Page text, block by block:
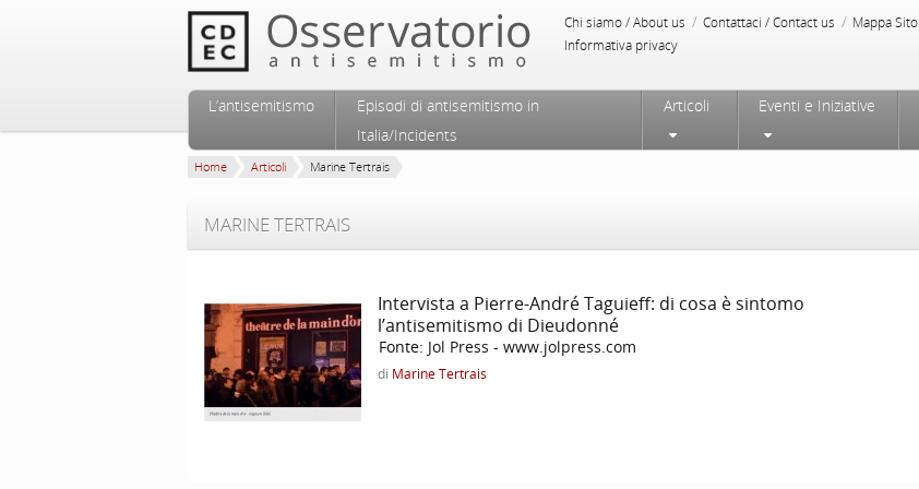
Chi siamo / About us / Contattaci / Contact us / Mappa Sito
Informativa privacy
Menu principale
Vai al contenuto principale
Vai al contenuto secondario
L’antisemitismo
Episodi di antisemitismo in
Italia/Incidents
Articoli Eventi e Iniziative
Home Articoli Marine Tertrais
MARINE TERTRAIS
Intervista a Pierre-André Taguieff: di cosa è sintomo
l’antisemitismo di Dieudonné
Fonte: Jol Press - www.jolpress.com
di Marine Tertrais